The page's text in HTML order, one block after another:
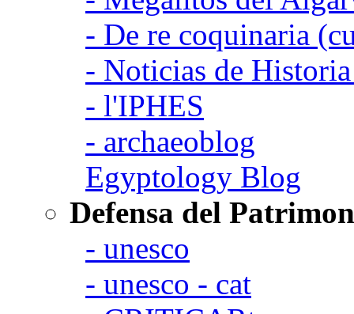
- De re coquinaria
- Noticias de
- l'IPHES
- archaeoblog
Egyptology Blog
Defensa del
- unesco
- unesco - cat